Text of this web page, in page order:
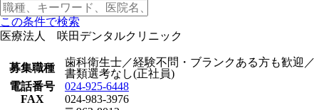
この条件で検索
医療法人 咲田デンタルクリニック
募集職種
歯科衛生士／経験不問・ブランクある方も歓迎／
書類選考なし(正社員)
電話番号
024-925-6448
FAX
024-983-3976